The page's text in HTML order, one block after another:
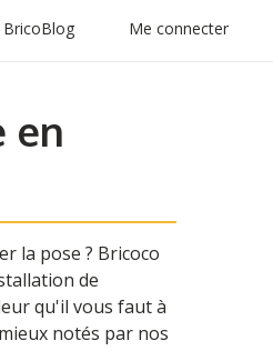
BricoBlog Me connecter
en
la pose ? Bricoco
de
qu'il vous faut à
notés par nos